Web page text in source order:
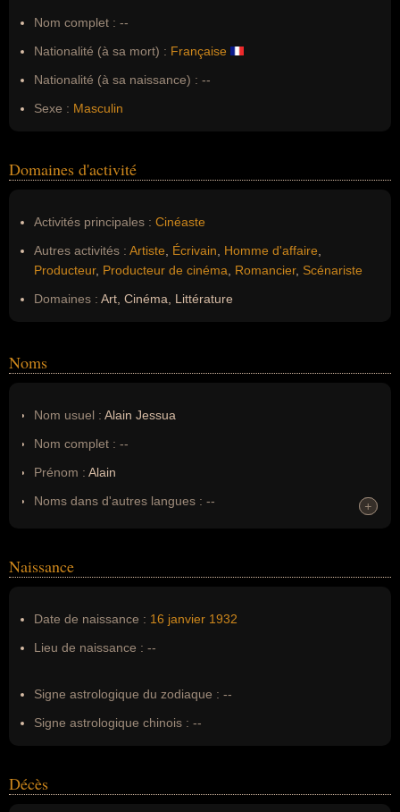
Nom complet : --
Nationalité (à sa mort) : Française
Nationalité (à sa naissance) : --
Sexe : Masculin
Domaines d'activité
Activités principales : Cinéaste
Autres activités : Artiste Écrivain Homme d'affaire
Producteur, Producteur de cinéma Romancier, Scénariste
Domaines : Art, Cinéma, Littérature
Noms
Nom usuel : Alain Jessua
Nom complet : --
Prénom : Alain
Noms dans d'autres langues : --
Nom de famille :Jessua
+
+
Naissance
Date de naissance : 16 janvier 1932
Lieu de naissance : --
Signe astrologique du zodiaque : --
Signe astrologique chinois : --
Décès